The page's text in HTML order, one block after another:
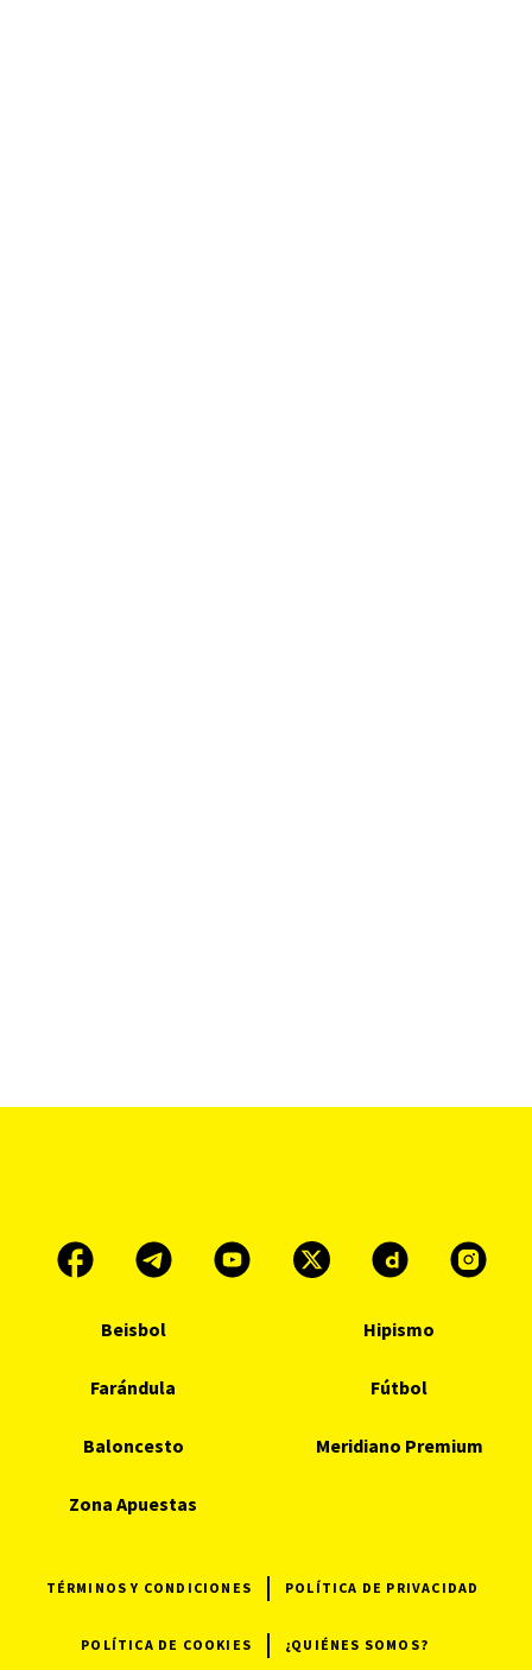
Beisbol Hipismo
Farándula Fútbol
Baloncesto Meridiano Premium
Zona Apuestas
TÉRMINOS Y CONDICIONES POLÍTICA DE PRIVACIDAD
POLÍTICA DE COOKIES ¿QUIÉNES SOMOS?